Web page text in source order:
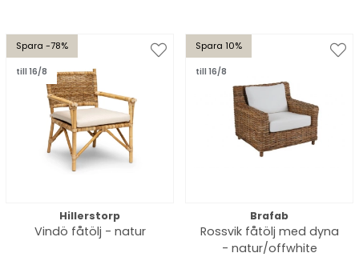
Spara -78%
till 16/8
Hillerstorp
Vindö fåtölj - natur
Spara 10%
till 16/8
Brafab
Rossvik fåtölj med dyna
- natur/offwhite